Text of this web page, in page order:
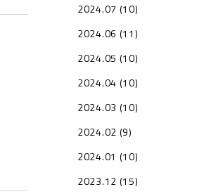
2024.07 (10)
2024.06 (11)
2024.05 (10)
2024.04 (10)
2024.03 (10)
2024.02 (9)
2024.01 (10)
2023.12 (15)